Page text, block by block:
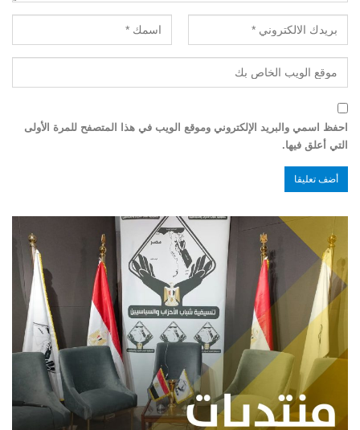
احفظ اسمي والبريد الإلكتروني وموقع الويب في هذا المتصفح للمرة الأولى
التي أعلق فيها.